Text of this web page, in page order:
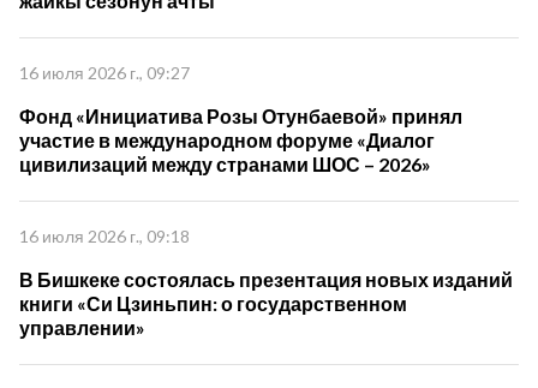
16 июля 2026 г., 09:27
Фонд «Инициатива Розы Отунбаевой» принял
участие в международном форуме «Диалог
цивилизаций между странами ШОС – 2026»
16 июля 2026 г., 09:18
В Бишкеке состоялась презентация новых изданий
книги «Си Цзиньпин: о государственном
управлении»